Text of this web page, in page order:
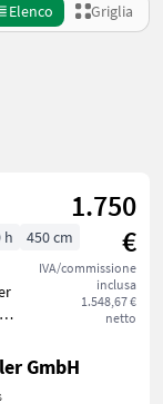
Elenco Griglia
1.750
€
IVA/commissione
inclusa
1.548,67 €
netto
h 450 cm
GmbH